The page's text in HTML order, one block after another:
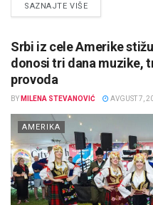
SAZNAJTE VIŠEDETAILS
Srbi iz cele Amerike
donosi tri dana muzike,
provoda
BY MILENA STEVANOVIĆ AVGUST 7,
AMERIKA